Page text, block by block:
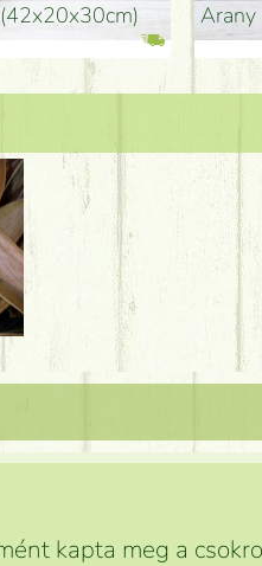
hosszú arany színű
46
kapta meg a